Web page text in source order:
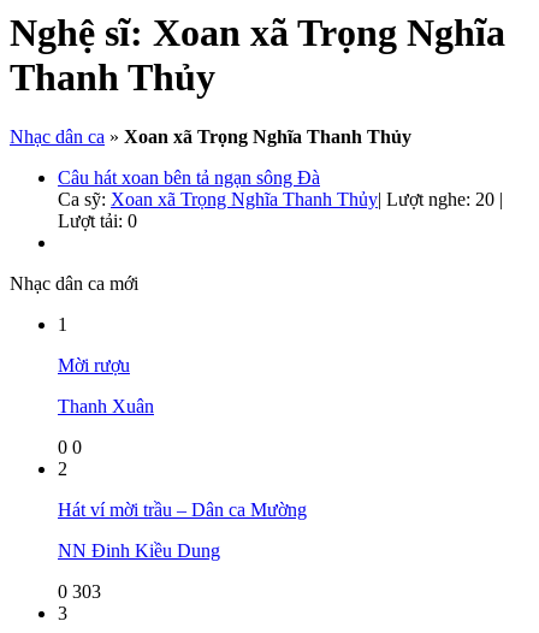
Nghệ sĩ: Xoan xã Trọng Nghĩa
Thanh Thủy
Nhạc dân ca » Xoan xã Trọng Nghĩa Thanh Thủy
Câu hát xoan bên tả ngạn sông Đà
Ca sỹ: Xoan xã Trọng Nghĩa Thanh Thủy| Lượt nghe: 20 |
Lượt tải: 0
Nhạc dân ca mới
1
Mời rượu
Thanh Xuân
0 0
2
Hát ví mời trầu – Dân ca Mường
NN Đinh Kiều Dung
0 303
3